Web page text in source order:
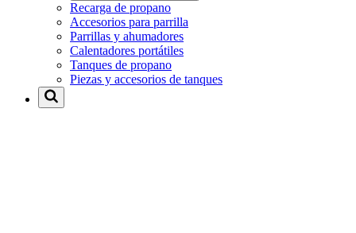
Recarga de propano
Accesorios para parrilla
Parrillas y ahumadores
Calentadores portátiles
Tanques de propano
Piezas y accesorios de tanques